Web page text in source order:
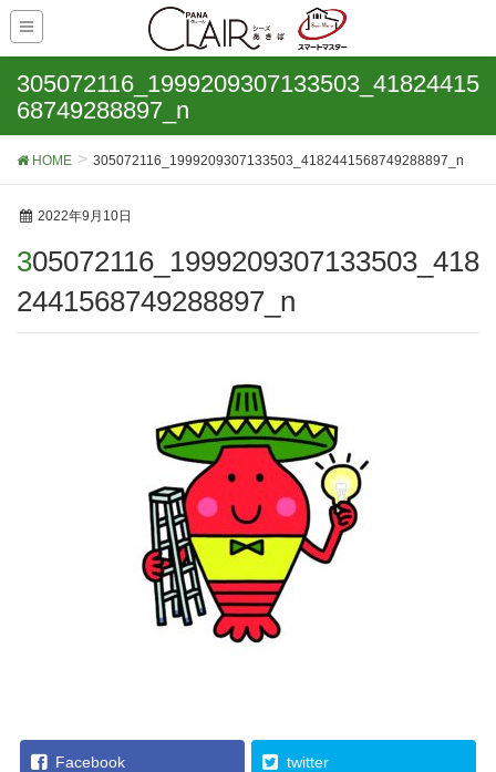
305072116_1999209307133503_41824415
68749288897_n
HOME 305072116_1999209307133503_4182441568749288897_n
2022年9月10日
305072116_1999209307133503_418
2441568749288897_n
Facebook twitter